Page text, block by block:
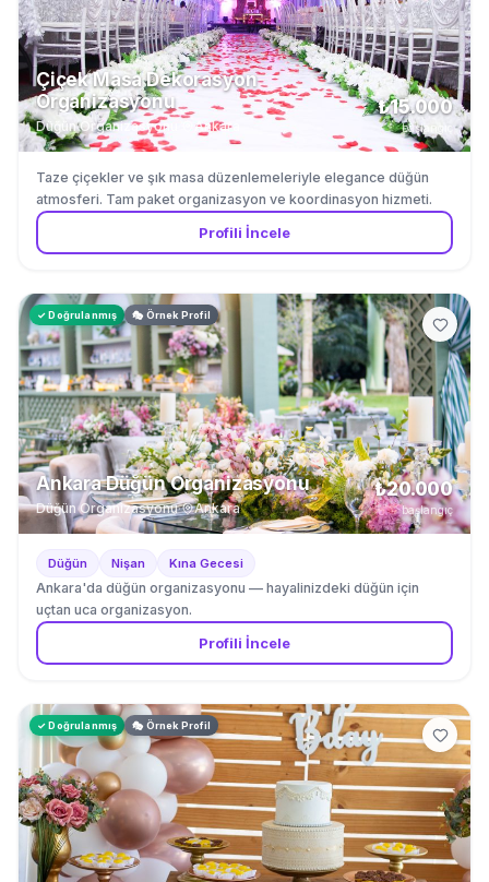
Çiçek Masa Dekorasyon
Organizasyonu
Düğün Organizasyonu Ankara
₺15.000
başlangıç
Taze çiçekler ve şık masa düzenlemeleriyle elegance düğün
atmosferi. Tam paket organizasyon ve koordinasyon hizmeti.
Profili İncele
✓ Doğrulanmış 🎭 Örnek Profil
Ankara Düğün Organizasyonu
Düğün Organizasyonu· Ankara
₺20.000
başlangıç
Düğün Nişan Kına Gecesi
Ankara'da düğün organizasyonu — hayalinizdeki düğün için
uçtan uca organizasyon.
Profili İncele
✓ Doğrulanmış 🎭 Örnek Profil